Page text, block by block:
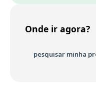
Onde ir agora?
pesquisar minha